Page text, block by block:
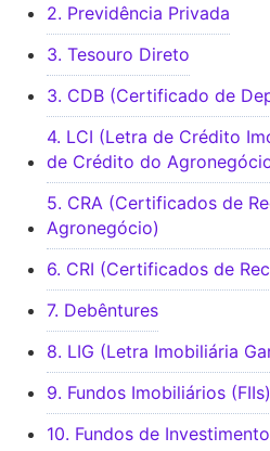
2. Previdência Privada
3. Tesouro Direto
3. CDB (Certificado de
4. LCI (Letra de Crédito
de Crédito do
5. CRA (Certificados de
Agronegócio)
6. CRI (Certificados de
7. Debêntures
8. LIG (Letra Imobiliária
9. Fundos Imobiliários (FIIs)
10. Fundos de